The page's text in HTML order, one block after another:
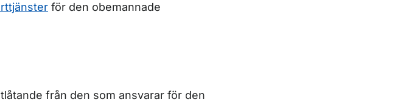
för den obemannade
från den som ansvarar för den